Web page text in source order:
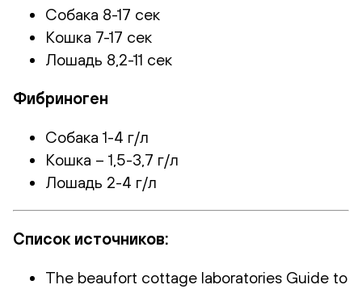
Собака 8-17 сек
Кошка 7-17 сек
Лошадь 8,2-11 сек
Фибриноген
Собака 1-4 г/л
Кошка – 1,5-3,7 г/л
Лошадь 2-4 г/л
Список источников:
The beaufort cottage laboratories Guide to